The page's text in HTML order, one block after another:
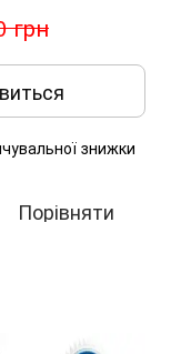
грн
знижки
Порівняти